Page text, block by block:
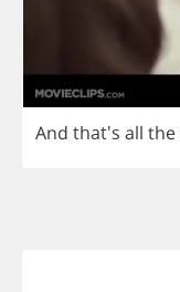
And that's all the